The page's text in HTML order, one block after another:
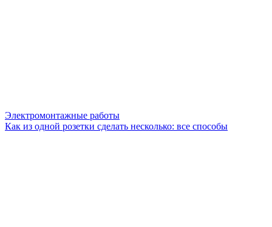
Электромонтажные работы
Как из одной розетки сделать несколько: все способы